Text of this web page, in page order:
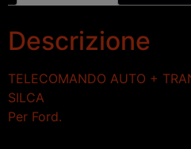
Descrizione
TELECOMANDO AUTO +
SILCA
Per Ford.